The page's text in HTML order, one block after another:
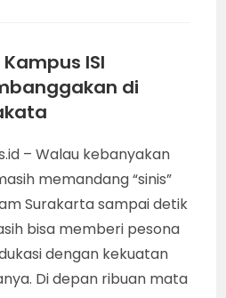
ISI
di
– Walau kebanyakan
memandang “sinis”
Surakarta sampai detik
bisa memberi pesona
dengan kekuatan
Di depan ribuan mata